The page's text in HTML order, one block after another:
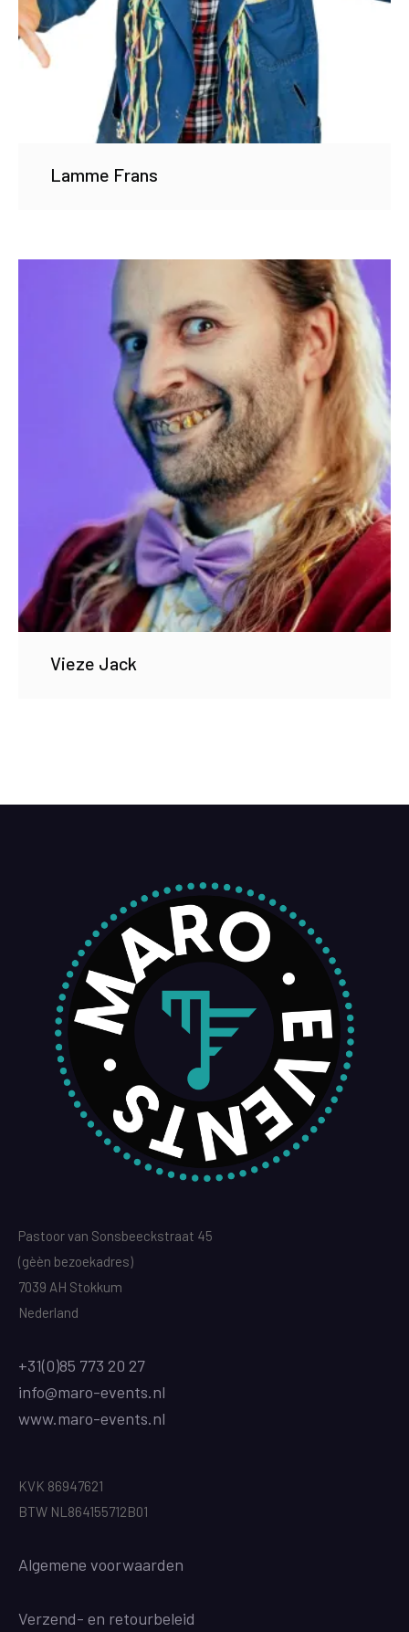
Lamme Frans
Vieze Jack
Pastoor van Sonsbeeckstraat 45
(gèèn bezoekadres)
7039 AH Stokkum
Nederland
+31(0)85 773 20 27
info@maro-events.nl
www.maro-events.nl
KVK 86947621
BTW NL864155712B01
Algemene voorwaarden
Verzend- en retourbeleid